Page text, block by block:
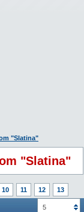
"Slatina"
"Slatina"
10 11 12 13
5